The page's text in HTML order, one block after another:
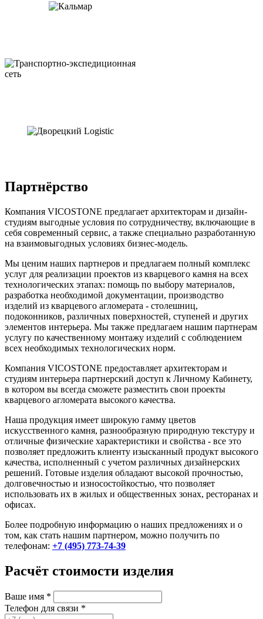
Партнёрство
Компания VICOSTONE предлагает архитекторам и дизайн-
студиям выгодные условия по сотрудничеству, включающие в
себя современный сервис, а также специально разработанную
на взаимовыгодных условиях бизнес-модель.
Мы ценим наших партнеров и предлагаем полный комплекс
услуг для реализации проектов из кварцевого камня на всех
технологических этапах: помощь по выбору материалов,
разработка необходимой документации, производство
изделий из кварцевого агломерата - столешниц,
подоконников, различных поверхностей, ступеней и других
элементов интерьера. Мы также предлагаем нашим партнерам
услугу по качественному монтажу изделий с соблюдением
всех необходимых технологических норм.
Компания VICOSTONE предоставляет архитекторам и
студиям интерьера партнерский доступ к Личному Кабинету,
в котором вы всегда сможете разместить свои проекты
кварцевого агломерата высокого качества.
Наша продукция имеет широкую гамму цветов
искусственного камня, разнообразную природную текстуру и
отличные физические характеристики и свойства - все это
позволяет предложить клиенту изысканный продукт высокого
качества, исполненный с учетом различных дизайнерских
решений. Готовые изделия обладают высокой прочностью,
долговечностью и износостойкостью, что позволяет
использовать их в жилых и общественных зонах, ресторанах и
офисах.
Более подробную информацию о наших предложениях и о
том, как стать нашим партнером, можно получить по
телефонам: +7 (495) 773-74-39
Расчёт стоимости изделия
Ваше имя *
Телефон для связи *